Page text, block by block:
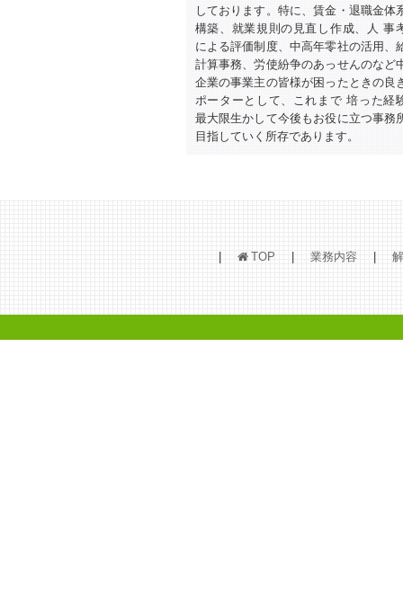
しております。特に、賃金・退職金体
構築、就業規則の見直し作成、人 事
による評価制度、中高年零社の活用、
計算事務、労使紛争のあっせんのなど
企業の事業主の皆様が困ったときの良
ポーターとして、これまで 培った経
最大限生かして今後もお役に立つ事務
目指していく所存であります。
h TOP 業務内容